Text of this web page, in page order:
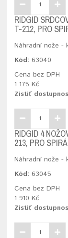
RIDGID
T-212, PRO
Náhradní nože -
Kód: 63040
Cena bez DPH
1 175 Kč
Zistiť
RIDGID 4
213, PRO
Náhradní nože -
Kód: 63045
Cena bez DPH
1 910 Kč
Zistiť